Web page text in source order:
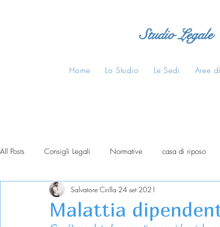
Studio Legale
Home Lo Studio Le Sedi Aree
All Posts Consigli Legali Normative casa di riposo
Malattia
Salvatore Cirilla 24 set 2021